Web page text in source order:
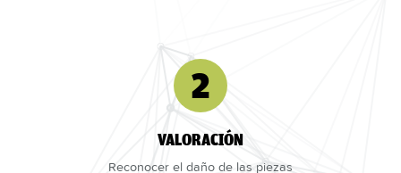
2
VALORACIÓN
Reconocer el daño de las piezas